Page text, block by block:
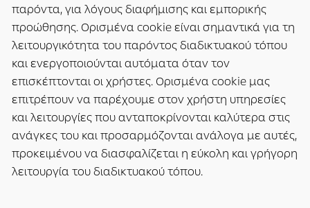
παρόντα, για λόγους διαφήμισης και εμπορικής
προώθησης. Ορισμένα cookie είναι σημαντικά για τη
λειτουργικότητα του παρόντος διαδικτυακού τόπου
και ενεργοποιούνται αυτόματα όταν τον
επισκέπτονται οι χρήστες. Ορισμένα cookie μας
επιτρέπουν να παρέχουμε στον χρήστη υπηρεσίες
και λειτουργίες που ανταποκρίνονται καλύτερα στις
ανάγκες του και προσαρμόζονται ανάλογα με αυτές,
προκειμένου να διασφαλίζεται η εύκολη και γρήγορη
λειτουργία του διαδικτυακού τόπου.